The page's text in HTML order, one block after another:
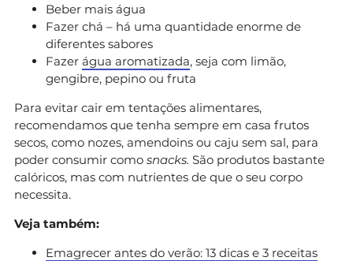
Beber mais água
Fazer chá – há uma quantidade enorme de
diferentes sabores
Fazer água aromatizada, seja com limão,
gengibre, pepino ou fruta
Para evitar cair em tentações alimentares,
recomendamos que tenha sempre em casa frutos
secos, como nozes, amendoins ou caju sem sal, para
poder consumir como snacks. São produtos bastante
calóricos, mas com nutrientes de que o seu corpo
necessita.
Veja também:
Emagrecer antes do verão: 13 dicas e 3 receitas